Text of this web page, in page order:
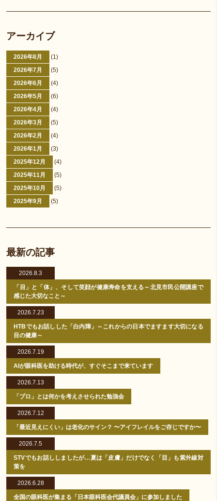
アーカイブ
2026年8月
(1)
2026年7月
(5)
2026年6月
(4)
2026年5月
(6)
2026年4月
(4)
2026年3月
(5)
2026年2月
(4)
2026年1月
(3)
2025年12月
(4)
2025年11月
(5)
2025年10月
(5)
2025年9月
(5)
最新の記事
2026.8.3
「目」と「体」、そして笑顔が健康寿命を支える～北見市民公開講座で
感じた大切なこと～
2026.7.23
HTBでもお話しした「白内障」～これからの日本でますます大切になる
目の健康～
2026.7.19
AIが眼科医を助ける時代が、すぐそこまで来ています
2026.7.13
「プロ」とは何かを考えさせられた勉強会
2026.7.12
「最近見えにくい」は老化のサイン？ 〜アイフレイルをご存じですか〜
2026.7.5
STVでもお話ししましたが…夏は「皮膚」だけでなく「目」も紫外線対
策を
2026.6.28
全国の眼科医が集まる「日本眼科医会代議員会」に参加しました